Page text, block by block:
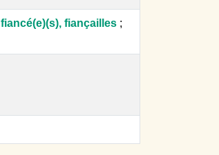
fiancé(e)(s), fiançailles ;